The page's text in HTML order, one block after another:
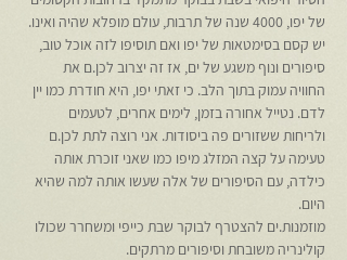
של יפו, 4000 שנה של תרבות, עולם מופלא שהיה ואינו.
יש קסם בסימטאות של יפו ואם תוסיפו לזה אוכל טוב,
סיפורים ונוף משגע של ים, אז זה יצרוב לכן.ם את
החוויה עמוק בתוך הלב. כי זאתי יפו, היא חודרת כמו יין
לדם. נטייל אחורה בזמן, לימים אחרים, לטעמים
ולריחות ששזורים פה ביסודות. אני רוצה לתת לכן.ם
טעימה על קצה המזלג מיפו כמו שאני זוכרת אותה
כילדה, עם הסיפורים של אלה שעשו אותה למה שהיא
היום.
מוזמנות.ים להצטרף לבוקר שבת כייפי ומשחרר שכולו
קולינריה משובחת וסיפורים מרתקים.